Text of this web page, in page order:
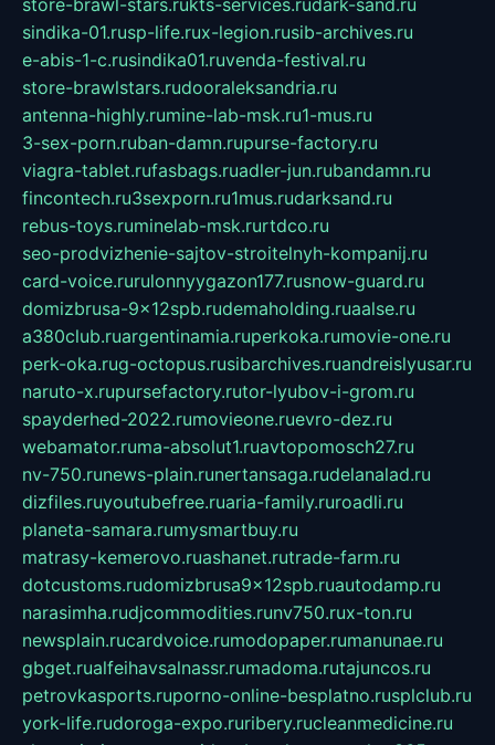
sindika-01.rusp-life.rux-legion.rusib-archives.ru
e-abis-1-c.rusindika01.ruvenda-festival.ru
store-brawlstars.rudooraleksandria.ru
antenna-highly.rumine-lab-msk.ru1-mus.ru
3-sex-porn.ruban-damn.rupurse-factory.ru
viagra-tablet.rufasbags.ruadler-jun.rubandamn.ru
fincontech.ru3sexporn.ru1mus.rudarksand.ru
rebus-toys.ruminelab-msk.rurtdco.ru
seo-prodvizhenie-sajtov-stroitelnyh-kompanij.ru
card-voice.rurulonnyygazon177.rusnow-guard.ru
domizbrusa-9x12spb.rudemaholding.ruaalse.ru
a380club.ruargentinamia.ruperkoka.rumovie-one.ru
perk-oka.rug-octopus.rusibarchives.ruandreislyusar.ru
naruto-x.rupursefactory.rutor-lyubov-i-grom.ru
spayderhed-2022.rumovieone.ruevro-dez.ru
webamator.ruma-absolut1.ruavtopomosch27.ru
nv-750.runews-plain.runertansaga.rudelanalad.ru
dizfiles.ruyoutubefree.ruaria-family.ruroadli.ru
planeta-samara.rumysmartbuy.ru
matrasy-kemerovo.ruashanet.rutrade-farm.ru
dotcustoms.rudomizbrusa9x12spb.ruautodamp.ru
narasimha.rudjcommodities.runv750.rux-ton.ru
newsplain.rucardvoice.rumodopaper.rumanunae.ru
gbget.rualfeihavsalnassr.rumadoma.rutajuncos.ru
petrovkasports.ruporno-online-besplatno.rusplclub.ru
york-life.rudoroga-expo.ruribery.rucleanmedicine.ru